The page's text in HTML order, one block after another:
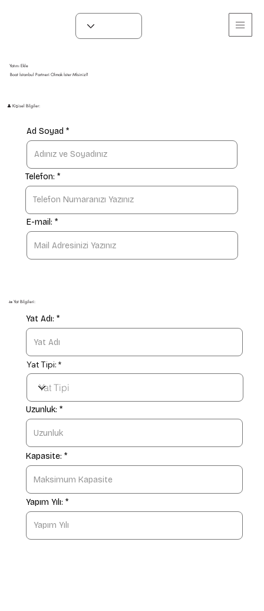
Yatını Ekle
Boat İstanbul Partneri Olmak İster Mİsiniz?
👤 Kişisel Bilgiler:
Ad Soyad
Telefon:
E-mail:
🚤 Yat Bilgileri:
Yat Adı:
Yat Tipi:
Uzunluk:
Kapasite:
Yapım Yılı: